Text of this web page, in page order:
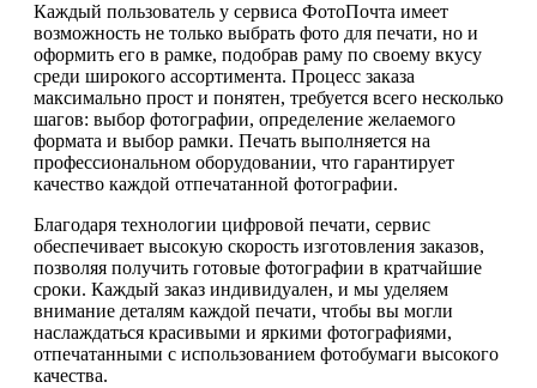
Каждый пользователь у сервиса ФотоПочта имеет
возможность не только выбрать фото для печати, но и
оформить его в рамке, подобрав раму по своему вкусу
среди широкого ассортимента. Процесс заказа
максимально прост и понятен, требуется всего несколько
шагов: выбор фотографии, определение желаемого
формата и выбор рамки. Печать выполняется на
профессиональном оборудовании, что гарантирует
качество каждой отпечатанной фотографии.
Благодаря технологии цифровой печати, сервис
обеспечивает высокую скорость изготовления заказов,
позволяя получить готовые фотографии в кратчайшие
сроки. Каждый заказ индивидуален, и мы уделяем
внимание деталям каждой печати, чтобы вы могли
наслаждаться красивыми и яркими фотографиями,
отпечатанными с использованием фотобумаги высокого
качества.